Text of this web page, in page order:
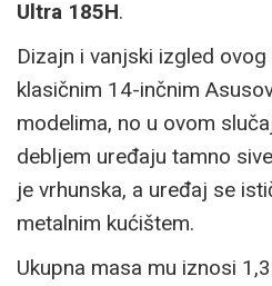
Ultra 185H.
Dizajn i vanjski izgled
klasičnim 14-inčnim
modelima, no u ovom
debljem uređaju tamno
je vrhunska, a uređaj se
metalnim kućištem.
Ukupna masa mu iznosi